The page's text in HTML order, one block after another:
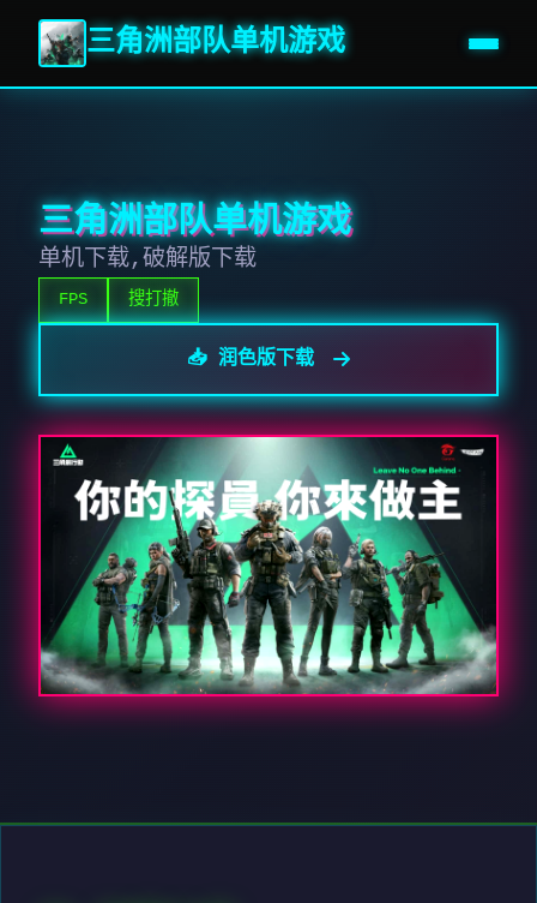
三角洲部队单机游戏
三角洲部队单机游戏
单机下载,破解版下载
FPS 搜打撤
📥 润色版下载